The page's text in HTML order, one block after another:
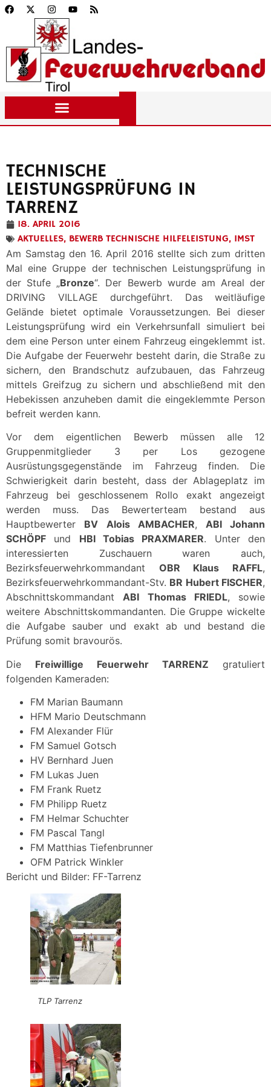
TECHNISCHE
LEISTUNGSPRÜFUNG IN
TARRENZ
18. APRIL 2016
AKTUELLES, BEWERB TECHNISCHE HILFELEISTUNG, IMST
Am Samstag den 16. April 2016 stellte sich zum dritten
Mal eine Gruppe der technischen Leistungsprüfung in
der Stufe „Bronze“. Der Bewerb wurde am Areal der
DRIVING VILLAGE durchgeführt. Das weitläufige
Gelände bietet optimale Voraussetzungen. Bei dieser
Leistungsprüfung wird ein Verkehrsunfall simuliert bei
dem eine Person unter einem Fahrzeug eingeklemmt ist.
Die Aufgabe der Feuerwehr besteht darin, die Straße zu
sichern, den Brandschutz aufzubauen, das Fahrzeug
mittels Greifzug zu sichern und abschließend mit den
Hebekissen anzuheben damit die eingeklemmte Person
befreit werden kann.
Vor dem eigentlichen Bewerb müssen alle 12
Gruppenmitglieder 3 per Los gezogene
Ausrüstungsgegenstände im Fahrzeug finden. Die
Schwierigkeit darin besteht, dass der Ablageplatz im
Fahrzeug bei geschlossenem Rollo exakt angezeigt
werden muss. Das Bewerterteam bestand aus
Hauptbewerter BV Alois AMBACHER, ABI Johann
SCHÖPF und HBI Tobias PRAXMARER. Unter den
interessierten Zuschauern waren auch,
Bezirksfeuerwehrkommandant OBR Klaus RAFFL,
Bezirksfeuerwehrkommandant-Stv. BR Hubert FISCHER,
AbschnittskommandantABI Thomas FRIEDL, sowie
weitere Abschnittskommandanten. Die Gruppe wickelte
die Aufgabe sauber und exakt ab und bestand die
Prüfung somit bravourös.
Die Freiwillige Feuerwehr TARRENZ gratuliert
folgenden Kameraden:
FM Marian Baumann
HFM Mario Deutschmann
FM Alexander Flür
FM Samuel Gotsch
HV Bernhard Juen
FM Lukas Juen
FM Frank Ruetz
FM Philipp Ruetz
FM Helmar Schuchter
FM Pascal Tangl
FM Matthias Tiefenbrunner
OFM Patrick Winkler
Bericht und Bilder: FF-Tarrenz
TLP Tarrenz